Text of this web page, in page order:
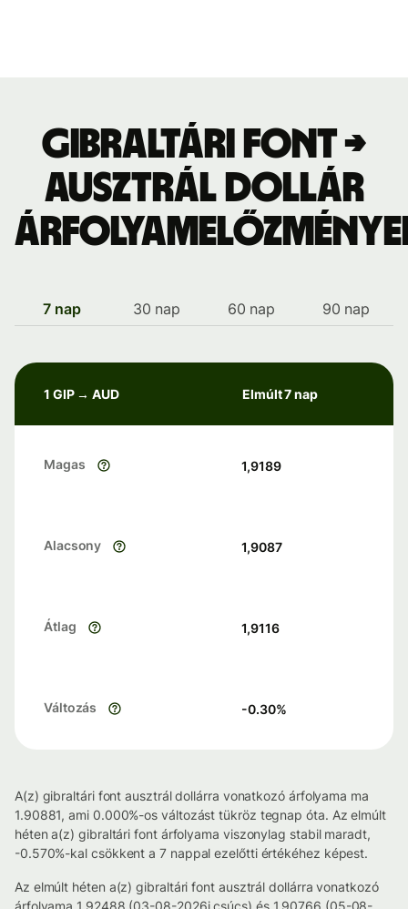
Gibraltári font →
ausztrál dollár
7 nap 30 nap 60 nap 90 nap
1 GIP → AUD Elmúlt 7 nap
Magas 1,9189
Alacsony 1,9087
Átlag 1,9116
Változás -0.30%
A(z) gibraltári font ausztrál dollárra vonatkozó árfolyama ma
1.90881, ami 0.000%-os változást tükröz tegnap óta. Az elmúlt
héten a(z) gibraltári font árfolyama viszonylag stabil maradt,
-0.570%-kal csökkent a 7 nappal ezelőtti értékéhez képest.
Az elmúlt héten a(z) gibraltári font ausztrál dollárra vonatkozó
árfolyama 1.92488 (03-08-2026i csúcs) és 1.90766 (05-08-